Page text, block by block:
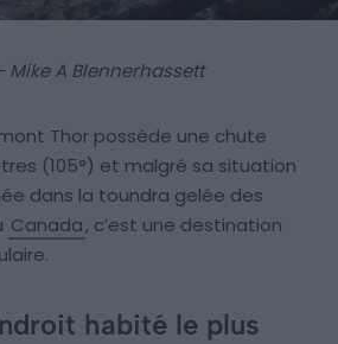
Mike A Blennerhassett
Thor possède une chute
(105°) et malgré sa situation
dans la toundra gelée des
Canada, c’est une destination
habité le plus